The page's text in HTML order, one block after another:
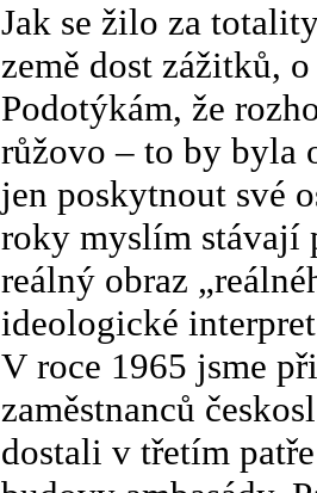
Jak se žilo za
země dost zážitků,
Podotýkám, že
růžovo – to by byla
jen poskytnout své
roky myslím stávají
reálný obraz
ideologické
V roce 1965 jsme
zaměstnanců
dostali v třetím